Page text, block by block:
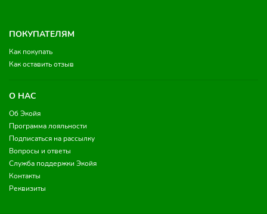
ПОКУПАТЕЛЯМ
Как покупать
Как оставить отзыв
О НАС
Об Экойя
Программа лояльности
Подписаться на рассылку
Вопросы и ответы
Служба поддержки Экойя
Контакты
Реквизиты